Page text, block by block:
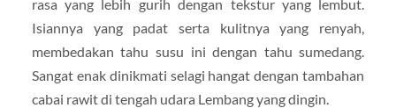
rasa yang lebih gurih dengan tekstur yang lembut.
Isiannya yang padat serta kulitnya yang renyah,
membedakan tahu susu ini dengan tahu sumedang.
Sangat enak dinikmati selagi hangat dengan tambahan
cabai rawit di tengah udara Lembang yang dingin.